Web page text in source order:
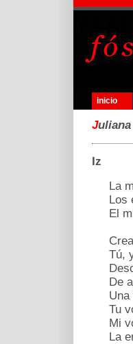
inicio
J
Iz
La
Los
El
Tú,
De
Una
Tu
Mi
La